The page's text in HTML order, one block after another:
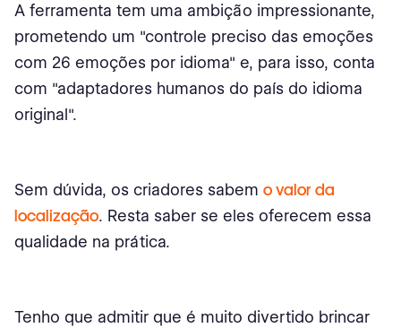
A ferramenta tem uma ambição impressionante,
prometendo um "controle preciso das emoções
com 26 emoções por idioma" e, para isso, conta
com "adaptadores humanos do país do idioma
original".
Sem dúvida, os criadores sabem o valor da
localização. Resta saber se eles oferecem essa
qualidade na prática.
Tenho que admitir que é muito divertido brincar